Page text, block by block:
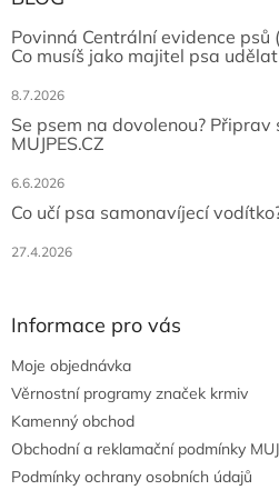
Povinná Centrální evidence psů
Co musíš jako majitel psa udělat
8.7.2026
Se psem na dovolenou? Připrav
MUJPES.CZ
6.6.2026
Co učí psa samonavíjecí
27.4.2026
Informace pro vás
Moje objednávka
Věrnostní programy značek krmiv
Kamenný obchod
Obchodní a reklamační podmínky
Podmínky ochrany osobních údajů